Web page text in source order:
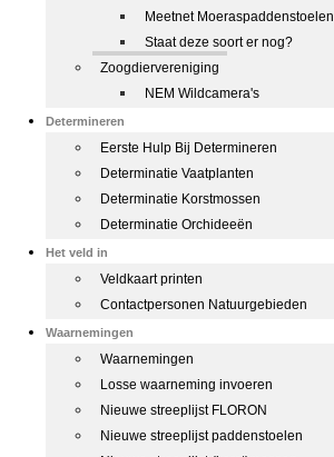
Meetnet Moeraspaddenstoelen
Staat deze soort er nog?
Zoogdiervereniging
NEM Wildcamera's
Determineren
Eerste Hulp Bij Determineren
Determinatie Vaatplanten
Determinatie Korstmossen
Determinatie Orchideeën
Het veld in
Veldkaart printen
Contactpersonen Natuurgebieden
Waarnemingen
Waarnemingen
Losse waarneming invoeren
Nieuwe streeplijst FLORON
Nieuwe streeplijst paddenstoelen